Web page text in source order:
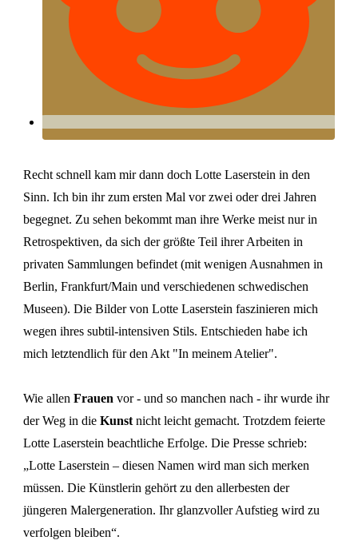
Recht schnell kam mir dann doch Lotte Laserstein in den
Sinn. Ich bin ihr zum ersten Mal vor zwei oder drei Jahren
begegnet. Zu sehen bekommt man ihre Werke meist nur in
Retrospektiven, da sich der größte Teil ihrer Arbeiten in
privaten Sammlungen befindet (mit wenigen Ausnahmen in
Berlin, Frankfurt/Main und verschiedenen schwedischen
Museen). Die Bilder von Lotte Laserstein faszinieren mich
wegen ihres subtil-intensiven Stils. Entschieden habe ich
mich letztendlich für den Akt "In meinem Atelier".
Wie allen Frauen vor - und so manchen nach - ihr wurde ihr
der Weg in die Kunst nicht leicht gemacht. Trotzdem feierte
Lotte Laserstein beachtliche Erfolge. Die Presse schrieb:
„Lotte Laserstein – diesen Namen wird man sich merken
müssen. Die Künstlerin gehört zu den allerbesten der
jüngeren Malergeneration. Ihr glanzvoller Aufstieg wird zu
verfolgen bleiben“.